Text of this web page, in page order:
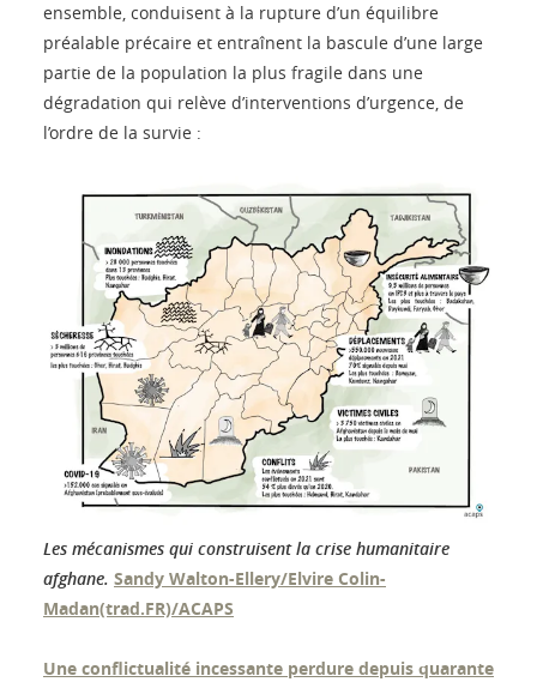
ensemble, conduisent à la rupture d’un équilibre
préalable précaire et entraînent la bascule d’une large
partie de la population la plus fragile dans une
dégradation qui relève d’interventions d’urgence, de
l’ordre de la survie :
Les mécanismes qui construisent la crise humanitaire
afghane. Sandy Walton-Ellery/Elvire Colin-
Madan(trad.FR)/ACAPS
Une conflictualité incessante perdure depuis quarante